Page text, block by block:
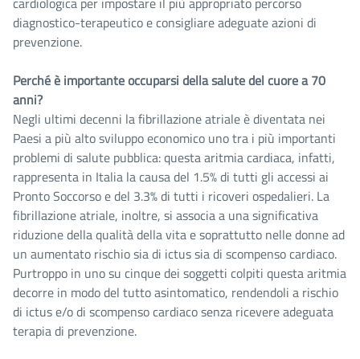
diagnostico-terapeutico e consigliare adeguate azioni di
prevenzione.
Perché è importante occuparsi della salute del cuore a 70
anni?
Negli ultimi decenni la fibrillazione atriale è diventata nei
Paesi a più alto sviluppo economico uno tra i più importanti
problemi di salute pubblica: questa aritmia cardiaca, infatti,
rappresenta in Italia la causa del 1.5% di tutti gli accessi ai
Pronto Soccorso e del 3.3% di tutti i ricoveri ospedalieri. La
fibrillazione atriale, inoltre, si associa a una significativa
riduzione della qualità della vita e soprattutto nelle donne ad
un aumentato rischio sia di ictus sia di scompenso cardiaco.
Purtroppo in uno su cinque dei soggetti colpiti questa aritmia
decorre in modo del tutto asintomatico, rendendoli a rischio
di ictus e/o di scompenso cardiaco senza ricevere adeguata
terapia di prevenzione.